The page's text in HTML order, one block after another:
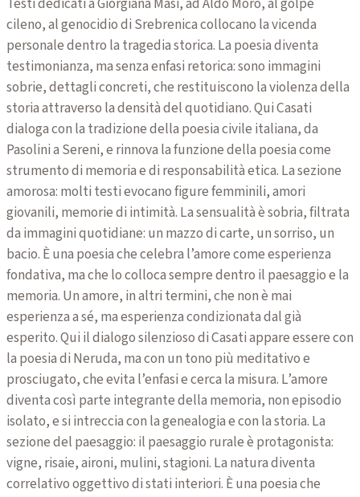
cileno, al genocidio di Srebrenica collocano la vicenda
personale dentro la tragedia storica. La poesia diventa
testimonianza, ma senza enfasi retorica: sono immagini
sobrie, dettagli concreti, che restituiscono la violenza della
storia attraverso la densità del quotidiano. Qui Casati
dialoga con la tradizione della poesia civile italiana, da
Pasolini a Sereni, e rinnova la funzione della poesia come
strumento di memoria e di responsabilità etica. La sezione
amorosa: molti testi evocano figure femminili, amori
giovanili, memorie di intimità. La sensualità è sobria, filtrata
da immagini quotidiane: un mazzo di carte, un sorriso, un
bacio. È una poesia che celebra l’amore come esperienza
fondativa, ma che lo colloca sempre dentro il paesaggio e la
memoria. Un amore, in altri termini, che non è mai
esperienza a sé, ma esperienza condizionata dal già
esperito. Qui il dialogo silenzioso di Casati appare essere con
la poesia di Neruda, ma con un tono più meditativo e
prosciugato, che evita l’enfasi e cerca la misura. L’amore
diventa così parte integrante della memoria, non episodio
isolato, e si intreccia con la genealogia e con la storia. La
sezione del paesaggio: il paesaggio rurale è protagonista:
vigne, risaie, aironi, mulini, stagioni. La natura diventa
correlativo oggettivo di stati interiori. È una poesia che